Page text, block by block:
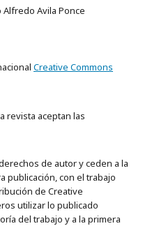
Avila Ponce
Creative Commons
revista aceptan las
de autor y ceden a la
publicación, con el trabajo
de Creative
utilizar lo publicado
del trabajo y a la primera